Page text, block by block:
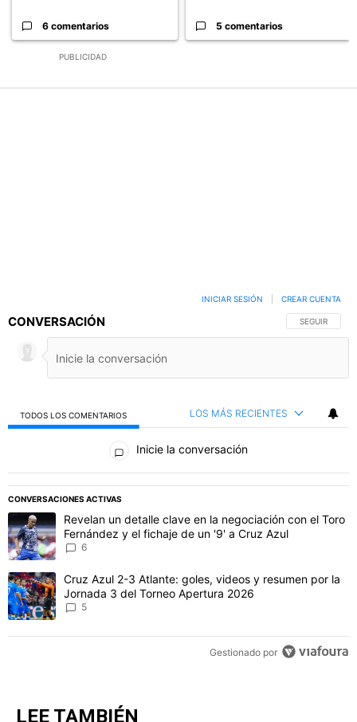
PUBLICIDAD
6 comentarios 5 comentarios
CONVERSACIÓN SIGA ESTA
SEGUIR
INICIAR SESIÓN CREAR CUENTA
TODOS LOS COMENTARIOS LOS MÁS RECIENTES
Todos los comentarios
Inicie la conversación
CONVERSACIONES ACTIVAS
Este listado muestra los artículos con más comentarios en los
Un artículo de tendencia con el título "Revelan un detalle clave
Revelan un detalle clave en la negociación con el Toro
Fernández y el fichaje de un '9' a Cruz Azul
Un artículo de tendencia con el título "Cruz Azul 2-3 Atlante:
Cruz Azul 2-3 Atlante: goles, videos y resumen por la